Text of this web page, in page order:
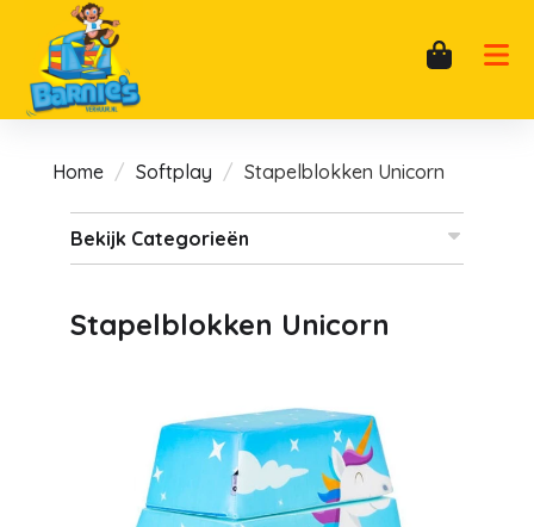
Home Softplay Stapelblokken Unicorn
Bekijk Categorieën
Stapelblokken Unicorn